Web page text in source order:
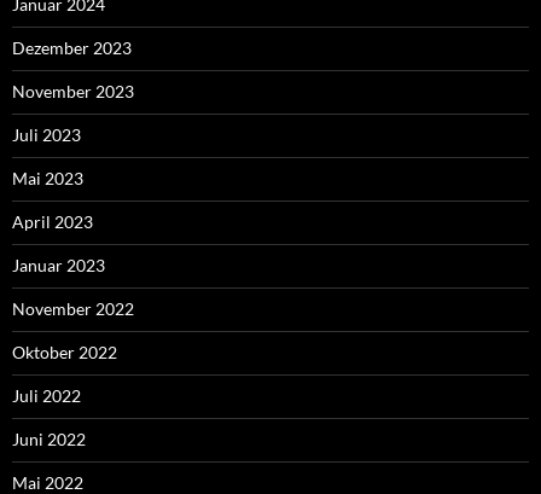
Dezember 2023
November 2023
Juli 2023
Mai 2023
April 2023
Januar 2023
November 2022
Oktober 2022
Juli 2022
Juni 2022
Mai 2022